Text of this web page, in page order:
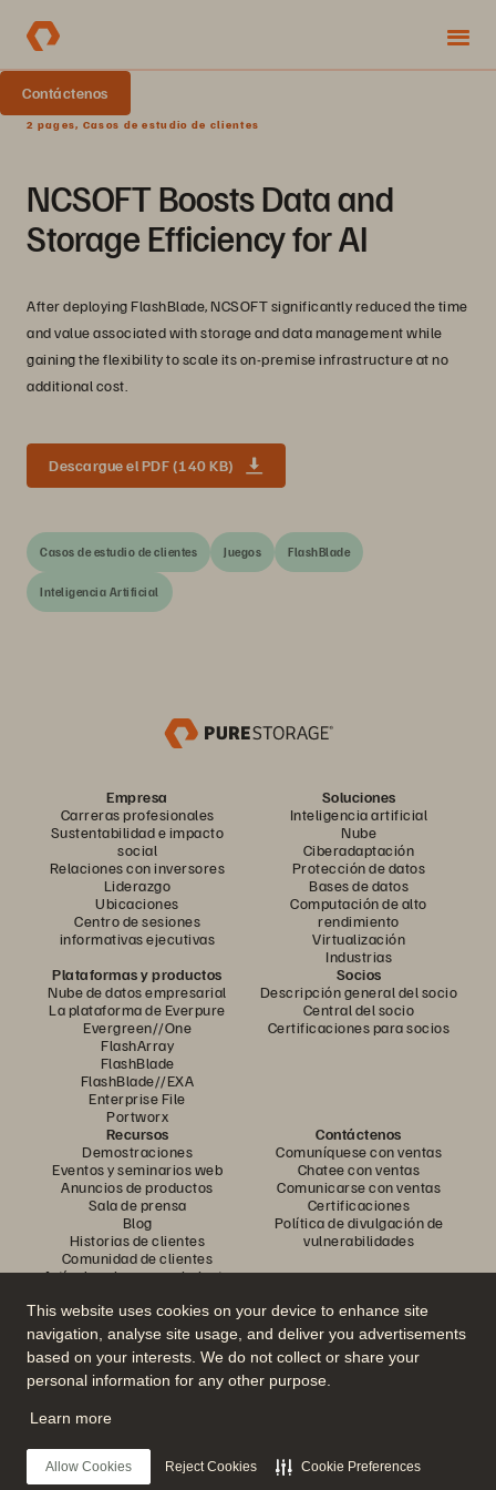
This website uses cookies on your device to enhance site
navigation, analyse site usage, and deliver you advertisements
based on your interests. We do not collect or share your
personal information for any other purpose.
Learn more
Allow Cookies Reject Cookies Cookie Preferences
Contáctenos
2 pages, Casos de estudio de clientes
NCSOFT Boosts Data and
Storage Efficiency for AI
After deploying FlashBlade, NCSOFT significantly reduced the time
and value associated with storage and data management while
gaining the flexibility to scale its on-premise infrastructure at no
additional cost.
Descargue el PDF (140 KB)
Casos de estudio de clientes Juegos FlashBlade
Inteligencia Artificial
Empresa
Carreras profesionales
Sustentabilidad e impacto
social
Relaciones con inversores
Liderazgo
Ubicaciones
Centro de sesiones
informativas ejecutivas
Soluciones
Inteligencia artificial
Nube
Ciberadaptación
Protección de datos
Bases de datos
Computación de alto
rendimiento
Virtualización
Industrias
Plataformas y productos
Nube de datos empresarial
La plataforma de Everpure
Evergreen//One
FlashArray
FlashBlade
FlashBlade//EXA
Enterprise File
Portworx
Socios
Descripción general del socio
Central del socio
Certificaciones para socios
Recursos
Demostraciones
Eventos y seminarios web
Anuncios de productos
Sala de prensa
Blog
Historias de clientes
Comunidad de clientes
Artículo sobre conocimiento
Contáctenos
Comuníquese con ventas
Chatee con ventas
Comunicarse con ventas
Certificaciones
Política de divulgación de
vulnerabilidades
Únase a la conversación
Siga todos los canales sociales oficiales de Everpure
© 2026 Everpure, Inc. Todos los derechos reservados.
Privacidad
Términos del sitio web Legal
Centro de confianza